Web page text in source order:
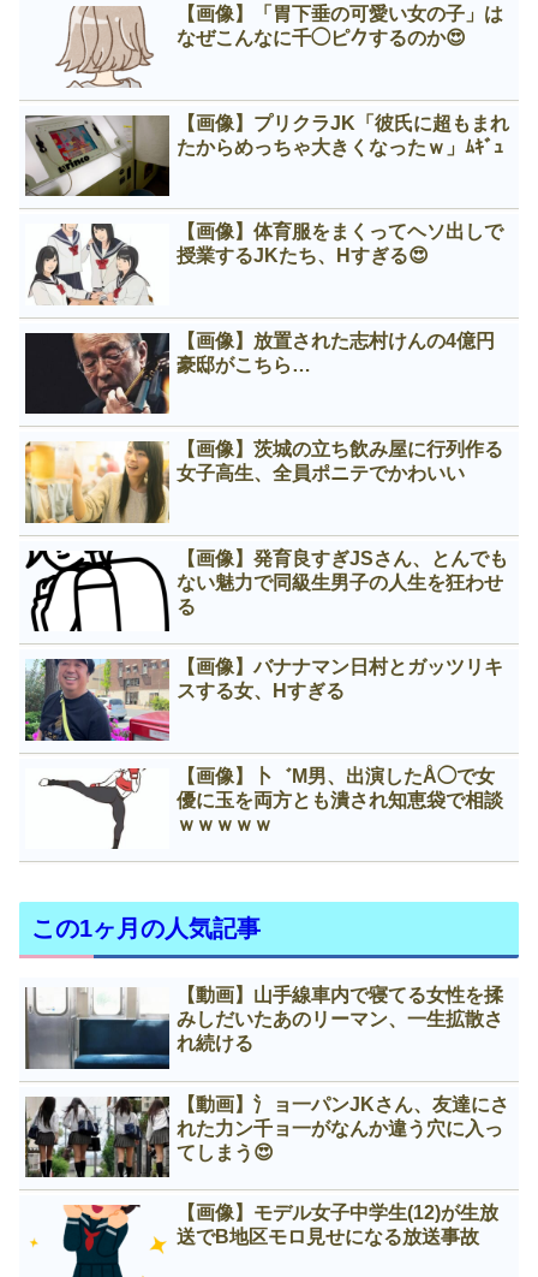
【画像】「胃下垂の可愛い女の子」は
なぜこんなに千◯ピ𠂊するのか😍
【画像】プリクラJK「彼氏に超もまれ
たからめっちゃ大きくなったｗ」ﾑｷﾞｭ
【画像】体育服をまくってヘソ出しで
授業するJKたち、Нすぎる😍
【画像】放置された志村けんの4億円
豪邸がこちら…
【画像】茨城の立ち飲み屋に行列作る
女子高生、全員ポニテでかわいい
【画像】発育良すぎJSさん、とんでも
ない魅力で同級生男子の人生を狂わせ
る
【画像】バナナマン日村とガッツリキ
スする女、Нすぎる
【画像】卜゛M男、出演したÅ◯で女
優に玉を両方とも潰され知恵袋で相談
ｗｗｗｗｗ
この1ヶ月の人気記事
【動画】山手線車内で寝てる女性を揉
みしだいたあのリーマン、一生拡散さ
れ続ける
【動画】氵ョ一パンJKさん、友達にさ
れた力ン千ョ一がなんか違う穴に入っ
てしまう😍
【画像】モデル女子中学生(12)が生放
送でB地区モロ見せになる放送事故